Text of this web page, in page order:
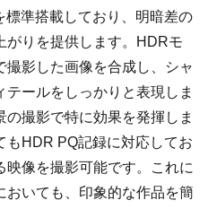
準搭載しており、明暗差の
がりを提供します。HDRモ
影した画像を合成し、シャ
テールをしっかりと表現しま
撮影で特に効果を発揮しま
もHDR PQ記録に対応してお
映像を撮影可能です。これに
おいても、印象的な作品を簡